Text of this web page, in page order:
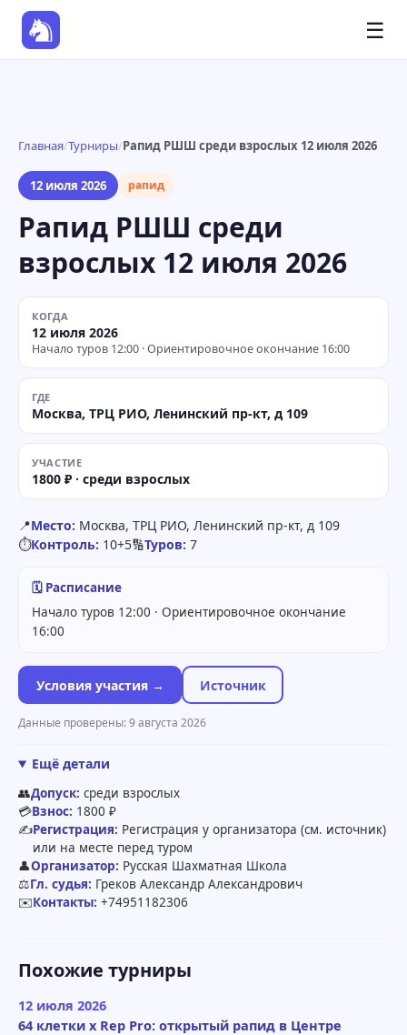
☰
Главная/Турниры/Рапид РШШ среди взрослых 12 июля 2026
12 июля 2026 рапид
Рапид РШШ среди
взрослых 12 июля 2026
КОГДА
12 июля 2026
Начало туров 12:00 · Ориентировочное окончание 16:00
ГДЕ
Москва, ТРЦ РИО, Ленинский пр-кт, д 109
УЧАСТИЕ
1800 ₽ · среди взрослых
📍Место: Москва, ТРЦ РИО, Ленинский пр-кт, д 109
⏱Контроль: 10+5🔢Туров: 7
🗓 Расписание
Начало туров 12:00 · Ориентировочное окончание
16:00
Условия участия → Источник
Данные проверены: 9 августа 2026
Ещё детали
👥Допуск: среди взрослых
💳Взнос: 1800 ₽
✍️Регистрация: Регистрация у организатора (см. источник)
или на месте перед туром
👤Организатор: Русская Шахматная Школа
⚖️Гл. судья: Греков Александр Александрович
✉️Контакты: +74951182306
Похожие турниры
12 июля 2026
64 клетки x Rep Pro: открытый рапид в Центре